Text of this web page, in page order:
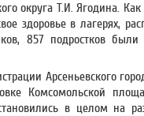
округа Т.И. Ягодина.
здоровье в лагерях,
857 подростков были
Арсеньевского
Комсомольской
в целом на